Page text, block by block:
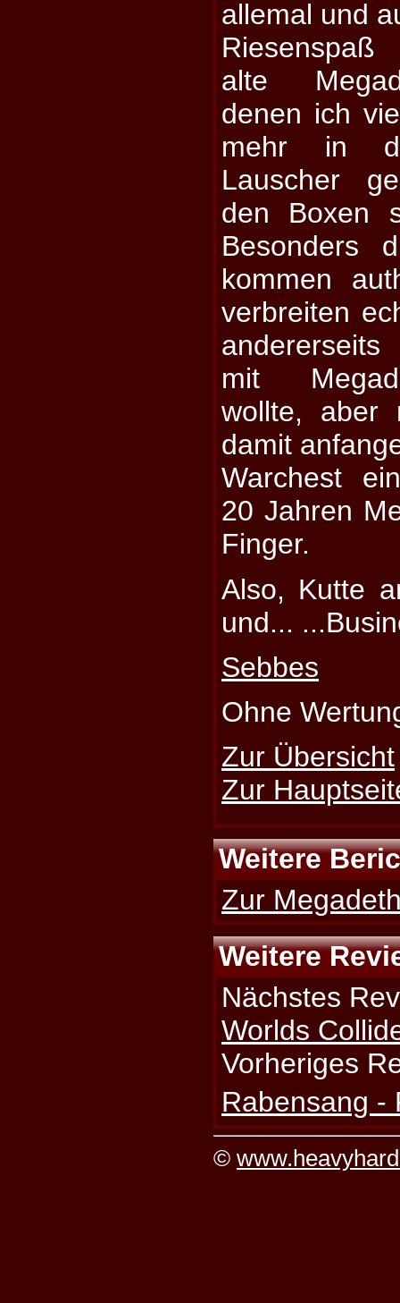
allemal und
alte
denen ich
mehr in
Lauscher
den Boxen
Besonders
kommen
verbreiten
mit
wollte, aber
damit
Warchest
20 Jahren
Finger.
Also, Kutte
und...
Sebbes
Ohne
Zur Übersicht
Zur
Weitere
Zur
Weitere
Nächstes
Worlds
Vorheriges
Rabensang
©